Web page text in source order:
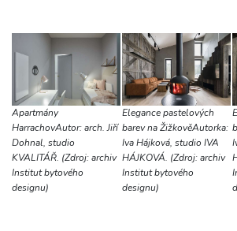
Apartmány
HarrachovAutor: arch. Jiří
Dohnal, studio
KVALITÁŘ. (Zdroj: archiv
Institut bytového
designu)
Elegance pastelových
barev na ŽižkověAutorka:
Iva Hájková, studio IVA
HÁJKOVÁ. (Zdroj: archiv
Institut bytového
designu)